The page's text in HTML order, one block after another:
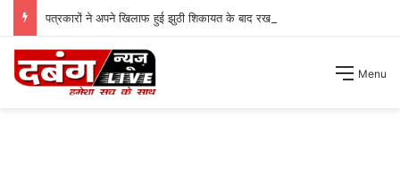
पत्रकारों ने अपने खिलाफ हुई झुठी शिकायत के बाद रखा अपना पक्ष ।
Menu